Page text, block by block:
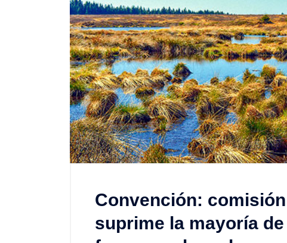
Convención:
suprime la mayoría